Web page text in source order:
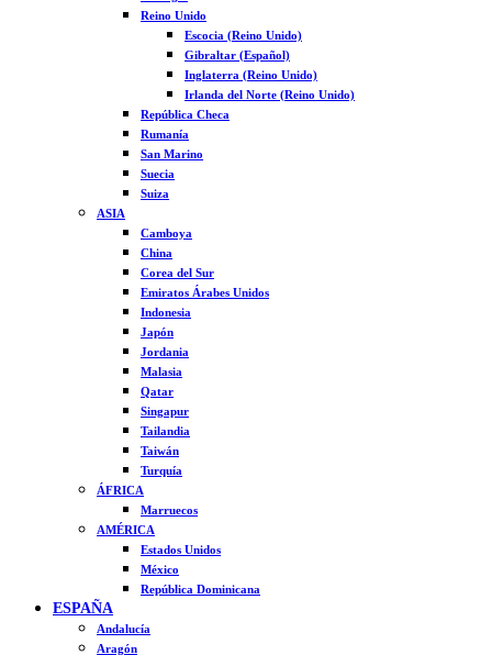
Reino Unido
Escocia (Reino Unido)
Gibraltar (Español)
Inglaterra (Reino Unido)
Irlanda del Norte (Reino Unido)
República Checa
Rumanía
San Marino
Suecia
Suiza
ASIA
Camboya
China
Corea del Sur
Emiratos Árabes Unidos
Indonesia
Japón
Jordania
Malasia
Qatar
Singapur
Tailandia
Taiwán
Turquía
ÁFRICA
Marruecos
AMÉRICA
Estados Unidos
México
República Dominicana
ESPAÑA
Andalucía
Aragón